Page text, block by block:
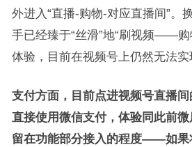
外进入“直播-购物-对应直播间”。
手已经臻于“丝滑”地“刷视频——购
体验，目前在视频号上仍然无法实
支付方面，目前点进视频号直播
直接使用微信支付，体验同此前
留在功能部分接入的程度——如果